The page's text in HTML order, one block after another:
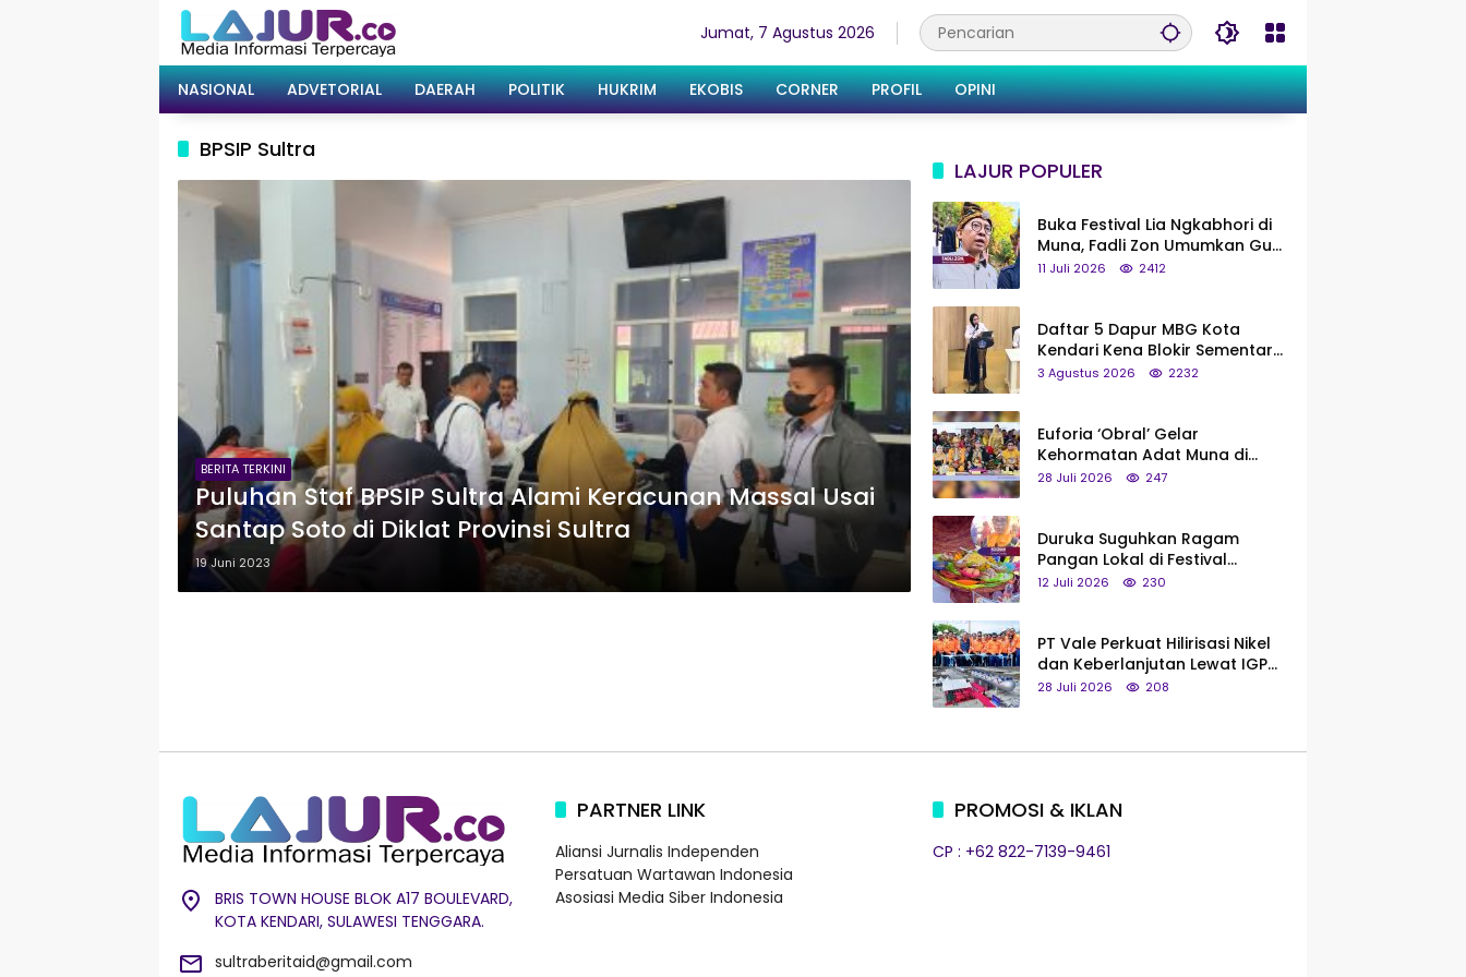
Jumat, 7 Agustus 2026
NASIONAL ADVETORIAL DAERAH POLITIK HUKRIM EKOBIS CORNER PROFIL OPINI
BPSIP Sultra
BERITA TERKINI
Puluhan Staf BPSIP Sultra Alami Keracunan Massal Usai
Santap Soto di Diklat Provinsi Sultra
19 Juni 2023
LAJUR POPULER
Buka Festival Lia Ngkabhori di
Muna, Fadli Zon Umumkan Gua
Metanduno Segera Naik Status
11 Juli 2026 2412
Daftar 5 Dapur MBG Kota
Kendari Kena Blokir Sementara
dari Pusat
3 Agustus 2026 2232
Euforia ‘Obral’ Gelar
Kehormatan Adat Muna di
Silaturahmi KKMM, Ridwan Bae:
28 Juli 2026 247
Duruka Suguhkan Ragam
Pangan Lokal di Festival
Liangkobhori, Dari Umbi Rebus
12 Juli 2026 230
PT Vale Perkuat Hilirisasi Nikel
dan Keberlanjutan Lewat IGP
Morowali
28 Juli 2026 208
BRIS TOWN HOUSE BLOK A17 BOULEVARD,
KOTA KENDARI, SULAWESI TENGGARA.
sultraberitaid@gmail.com
PARTNER LINK
Aliansi Jurnalis Independen
Persatuan Wartawan Indonesia
Asosiasi Media Siber Indonesia
PROMOSI & IKLAN
CP : +62 822-7139-9461